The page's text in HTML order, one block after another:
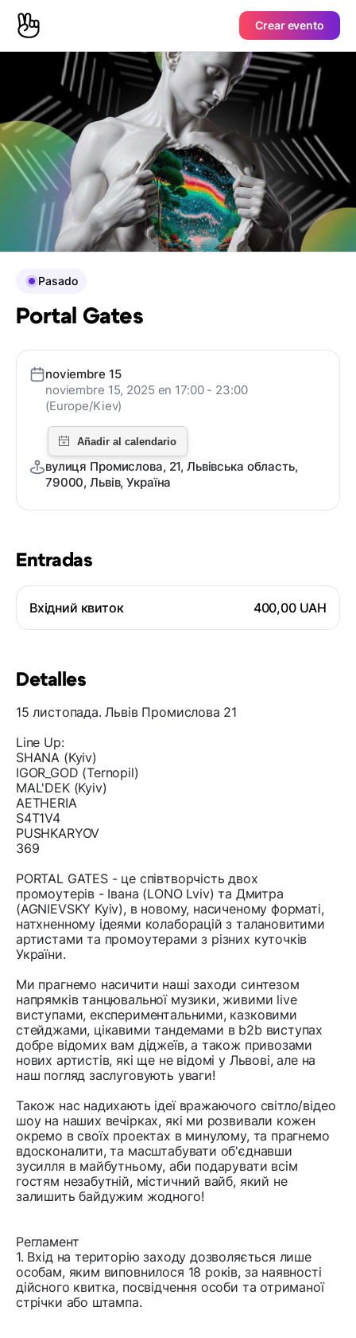
Crear evento
Entradas
Вхідний квиток 400,00 UAH
Detalles
15 листопада. Львів Промислова 21
Line Up:
SHANA (Kyiv)
IGOR_GOD (Ternopil)
MAL'DEK (Kyiv)
AETHERIA
S4T1V4
PUSHKARYOV
369
PORTAL GATES - це співтворчість двох
промоутерів - Івана (LONO Lviv) та Дмитра
(AGNIEVSKY Kyiv), в новому, насиченому форматі,
натхненному ідеями колаборацій з талановитими
артистами та промоутерами з різних куточків
України.
Ми прагнемо насичити наші заходи синтезом
напрямків танцювальної музики, живими live
виступами, експериментальними, казковими
стейджами, цікавими тандемами в b2b виступах
добре відомих вам діджеїв, а також привозами
нових артистів, які ще не відомі у Львові, але на
наш погляд заслуговують уваги!
Також нас надихають ідеї вражаючого світло/відео
шоу на наших вечірках, які ми розвивали кожен
окремо в своїх проектах в минулому, та прагнемо
вдосконалити, та масштабувати об'єднавши
зусилля в майбутньому, аби подарувати всім
гостям незабутній, містичний вайб, який не
залишить байдужим жодного!
Регламент
1. Вхід на територію заходу дозволяється лише
особам, яким виповнилося 18 років, за наявності
дійсного квитка, посвідчення особи та отриманої
стрічки або штампа.
Pasado
Portal Gates
noviembre 15
noviembre 15, 2025 en 17:00 - 23:00
(Europe/Kiev)
вулиця Промислова, 21, Львівська область,
79000, Львів, Україна